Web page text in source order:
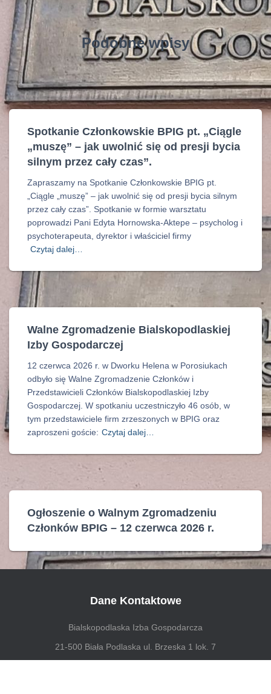
Podobne wpisy
Spotkanie Członkowskie BPIG pt. „Ciągle
„muszę” – jak uwolnić się od presji bycia
silnym przez cały czas”.
Zapraszamy na Spotkanie Członkowskie BPIG pt.
„Ciągle „muszę” – jak uwolnić się od presji bycia silnym
przez cały czas”. Spotkanie w formie warsztatu
poprowadzi Pani Edyta Hornowska-Aktepe – psycholog i
psychoterapeuta, dyrektor i właściciel firmy
Czytaj dalej…
Walne Zgromadzenie Bialskopodlaskiej
Izby Gospodarczej
12 czerwca 2026 r. w Dworku Helena w Porosiukach
odbyło się Walne Zgromadzenie Członków i
Przedstawicieli Członków Bialskopodlaskiej Izby
Gospodarczej. W spotkaniu uczestniczyło 46 osób, w
tym przedstawiciele firm zrzeszonych w BPIG oraz
zaproszeni goście: Czytaj dalej…
Ogłoszenie o Walnym Zgromadzeniu
Członków BPIG – 12 czerwca 2026 r.
Dane Kontaktowe
Bialskopodlaska Izba Gospodarcza
21-500 Biała Podlaska ul. Brzeska 1 lok. 7